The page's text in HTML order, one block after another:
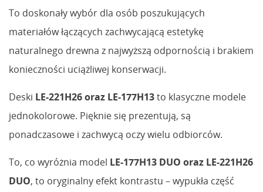
To doskonały wybór dla osób poszukujących
materiałów łączących zachwycającą estetykę
naturalnego drewna z najwyższą odpornością i brakiem
konieczności uciążliwej konserwacji.
Deski LE-221H26 oraz LE-177H13to klasyczne modele
jednokolorowe. Pięknie się prezentują, są
ponadczasowe i zachwycą oczy wielu odbiorców.
To, co wyróżnia model LE-177H13 DUO oraz LE-221H26
DUO, to oryginalny efekt kontrastu – wypukła część